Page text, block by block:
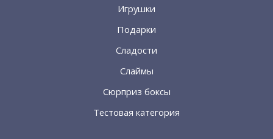
Игрушки
Подарки
Сладости
Слаймы
Сюрприз боксы
Тестовая категория